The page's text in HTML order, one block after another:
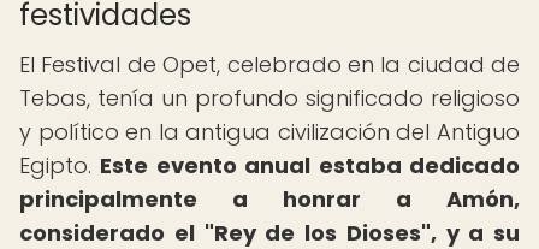
festividades
El Festival de Opet, celebrado en la ciudad de
Tebas, tenía un profundo significado religioso
y político en la antigua civilización del Antiguo
Egipto. Este evento anual estaba dedicado
principalmente a honrar a Amón,
considerado el "Rey de los Dioses", y a su